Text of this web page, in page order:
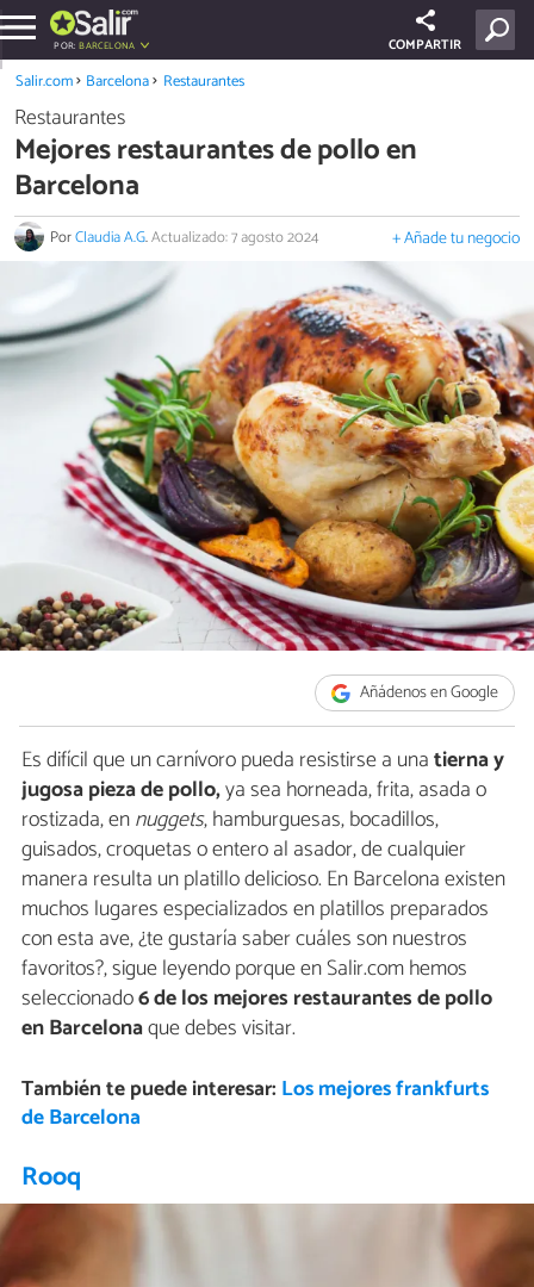
POR:BARCELONA COMPARTIR
Salir.com Barcelona Restaurantes
Restaurantes
Mejores restaurantes de pollo en
Barcelona
PorClaudia A.G.Actualizado: 7 agosto 2024 + Añade tu negocio
Añádenos en Google
Es difícil que un carnívoro pueda resistirse a unatierna y
jugosa pieza de pollo,ya sea horneada, frita, asada o
rostizada, ennuggets, hamburguesas, bocadillos,
guisados, croquetas o entero al asador, de cualquier
manera resulta un platillo delicioso. En Barcelona existen
muchos lugares especializados en platillos preparados
con esta ave, ¿te gustaría saber cuáles son nuestros
favoritos?, sigue leyendo porque en Salir.com hemos
seleccionado6 de los mejores restaurantes de pollo
en Barcelonaque debes visitar.
También te puede interesar: Los mejores frankfurts
de Barcelona
Rooq